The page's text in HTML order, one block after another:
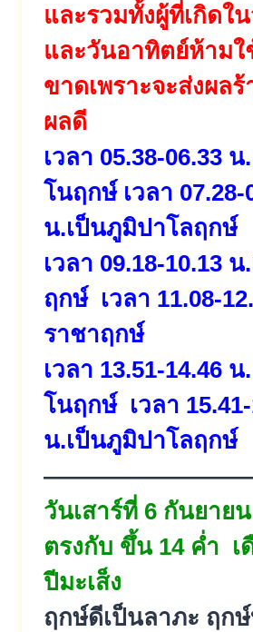
และรวมทั้งผู้ที่เกิดใ
และวันอาทิตย์ห้ามใ
ขาดเพราะจะส่งผล
ผลดี
เวลา 05.38-06.33
โนฤกษ์ เวลา 07.28-
น.เป็นภูมิปาโลฤกษ์
เวลา 09.18-10.13 น
ฤกษ์ เวลา 11.08-
ราชาฤกษ์
เวลา 13.51-14.46
โนฤกษ์ เวลา
น.เป็นภูมิปาโลฤกษ์
วันเสาร์ที่ 6 กันยาย
ตรงกับ ขึ้น 14 ค่ำ เ
ปีมะเส็ง
ฤกษ์ดีเป็นลาภะ ฤก